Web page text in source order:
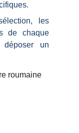
les
de chaque
déposer un